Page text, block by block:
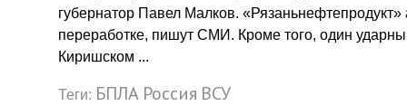
губернатор Павел Малков. «Рязаньнефтепродукт»
переработке, пишут СМИ. Кроме того, один
Киришском ...
Теги: БПЛА Россия ВСУ